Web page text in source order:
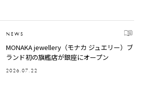
NEWS
MONAKA jewellery（モナカ ジュエリー）ブ
ランド初の旗艦店が銀座にオープン
2026.07.22